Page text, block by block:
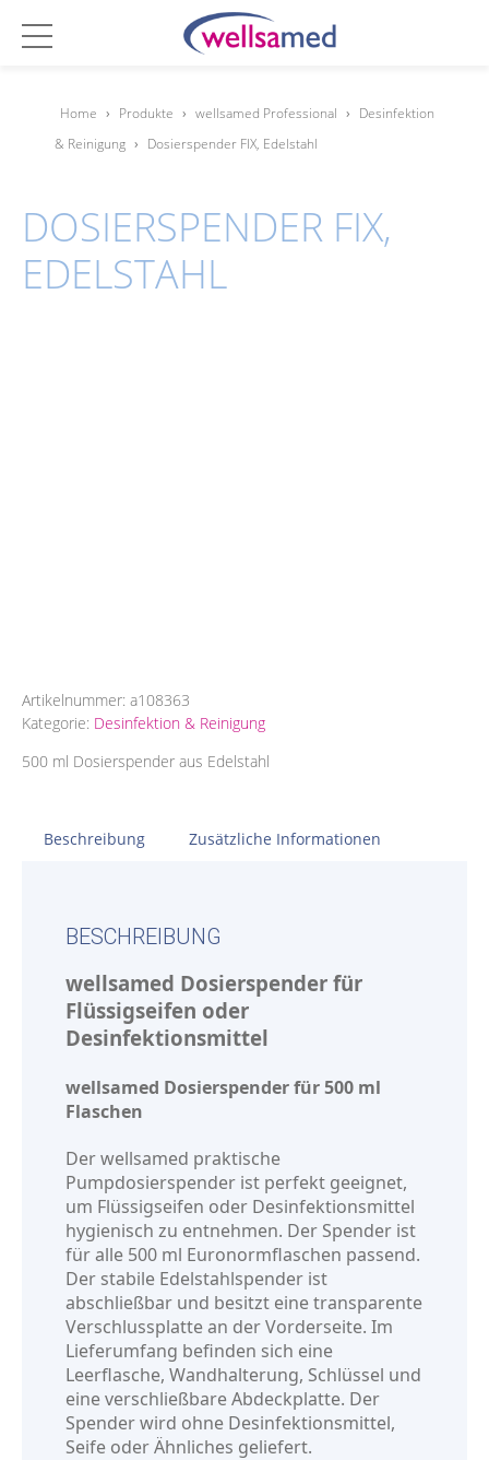
Home › Produkte › wellsamed Professional › Desinfektion
& Reinigung › Dosierspender FIX, Edelstahl
DOSIERSPENDER FIX,
EDELSTAHL
Artikelnummer: a108363
Kategorie: Desinfektion & Reinigung
500 ml Dosierspender aus Edelstahl
Beschreibung Zusätzliche Informationen
BESCHREIBUNG
wellsamed Dosierspender für
Flüssigseifen oder
Desinfektionsmittel
wellsamed Dosierspender für 500 ml
Flaschen
Der wellsamed praktische
Pumpdosierspender ist perfekt geeignet,
um Flüssigseifen oder Desinfektionsmittel
hygienisch zu entnehmen. Der Spender ist
für alle 500 ml Euronormflaschen passend.
Der stabile Edelstahlspender ist
abschließbar und besitzt eine transparente
Verschlussplatte an der Vorderseite. Im
Lieferumfang befinden sich eine
Leerflasche, Wandhalterung, Schlüssel und
eine verschließbare Abdeckplatte. Der
Spender wird ohne Desinfektionsmittel,
Seife oder Ähnliches geliefert.